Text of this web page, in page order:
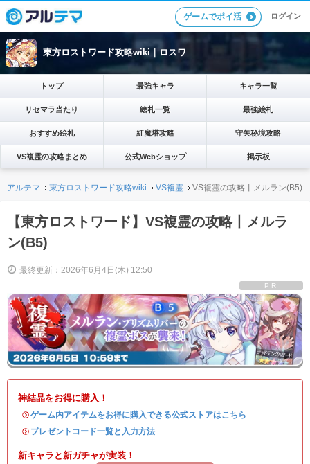
ゲームでポイ活 ログイン
東方ロストワード攻略wiki｜ロスワ
トップ 最強キャラ キャラ一覧
リセマラ当たり 絵札一覧 最強絵札
おすすめ絵札 紅魔塔攻略 守矢秘境攻略
VS複霊の攻略まとめ 公式Webショップ 掲示板
アルテマ 東方ロストワード攻略wiki VS複霊 VS複霊の攻略丨メルラン(B5)
【東方ロストワード】VS複霊の攻略丨メルラ
ン(B5)
最終更新：2026年6月4日(木) 12:50
PR
神結晶をお得に購入！
・ゲーム内アイテムをお得に購入できる公式ストアはこちら
・ プレゼントコード一覧と入力方法
新キャラと新ガチャが実装！